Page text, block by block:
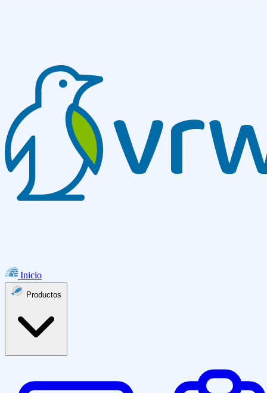
Inicio